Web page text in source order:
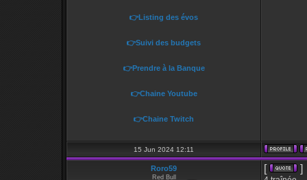
👉Listing des évos
👉Suivi des budgets
👉Prendre à la Banque
👉Chaine Youtube
👉Chaine Twitch
15 Jun 2024 12:11
Roro59
Red Bull
[ ]